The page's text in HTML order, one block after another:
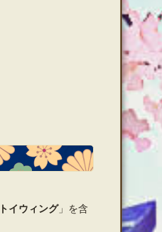
トイウィング」を含